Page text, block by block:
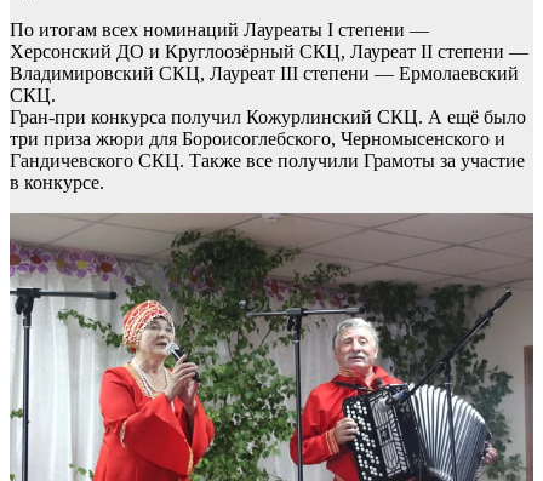
По итогам всех номинаций Лауреаты I степени —
Херсонский ДО и Круглоозёрный СКЦ, Лауреат II степени —
Владимировский СКЦ, Лауреат III степени — Ермолаевский
СКЦ.
Гран-при конкурса получил Кожурлинский СКЦ. А ещё было
три приза жюри для Бороисоглебского, Черномысенского и
Гандичевского СКЦ. Также все получили Грамоты за участие
в конкурсе.